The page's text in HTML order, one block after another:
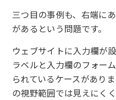
三つ目の事例も、右端に
があるという問題です。
ウェブサイトに入力欄が
ラベルと入力欄のフォー
られているケースがあり
の視野範囲では見えにく